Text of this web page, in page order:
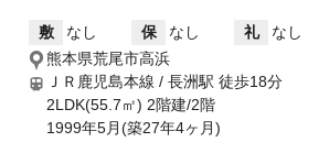
敷 なし 保 なし 礼
なし
熊本県荒尾市高浜
ＪＲ鹿児島本線 / 長洲駅 徒歩18分
2LDK(55.7㎡) 2階建/2階
1999年5月(築27年4ヶ月)